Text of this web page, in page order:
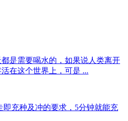
需要喝水的，如果说人类离开
在这个世界上，可是 ...
即充种及冲的要求，5分钟就能充